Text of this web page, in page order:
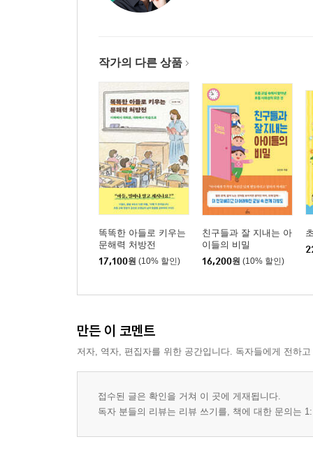
작가의 다른 상품
똑똑한 아들로 키우는
문해력 처방전
17,100원 (10% 할인)
친구들과 잘 지내는 아
이들의 비밀
16,200원 (10% 할인)
만든 이 코멘트
저자, 역자, 편집자를 위한 공간입니다. 독자들에게 전하
접수된 글은 확인을 거쳐 이 곳에 게재됩니다.
독자 분들의 리뷰는 리뷰 쓰기를, 책에 대한 문의는